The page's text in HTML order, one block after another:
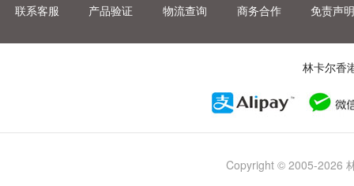
联系客服
产品验证
物流查询
商务合作
免责声
林卡尔香
Copyright © 2005-2026